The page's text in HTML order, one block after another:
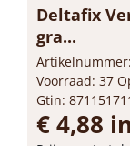
Deltafix
gra...
Voorraad: 37
Gtin:
€ 4,88